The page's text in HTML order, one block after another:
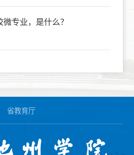
微专业，是什么？
省教育厅